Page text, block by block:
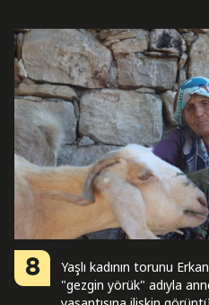
8
Yaşlı kadının torunu
"gezgin yörük" adıyla